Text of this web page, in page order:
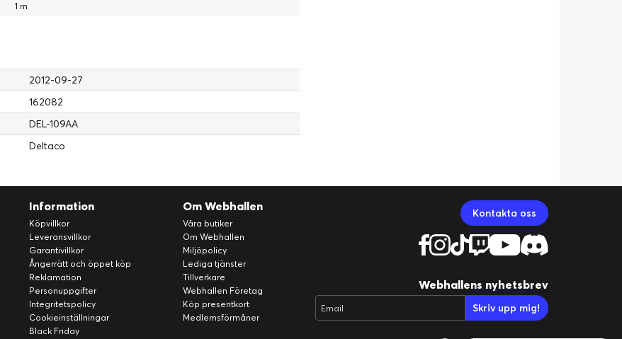
1 m
2012-09-27
162082
DEL-109AA
Deltaco
Information
Köpvillkor
Leveransvillkor
Garantivillkor
Ångerrätt och öppet köp
Reklamation
Personuppgifter
Integritetspolicy
Cookieinställningar
Black Friday
Om Webhallen
Våra butiker
Om Webhallen
Miljöpolicy
Lediga tjänster
Tillverkare
Webhallen Företag
Köp presentkort
Medlemsförmåner
Kontakta oss
Webhallens nyhetsbrev
Email Skriv upp mig!